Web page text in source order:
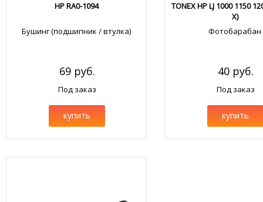
HP RA0-1094
Бушинг (подшипник / втулка)
69 руб.
Под заказ
купить
TONEX HP LJ 1000 1150
X)
Фотобарабан
40 руб.
Под заказ
купить